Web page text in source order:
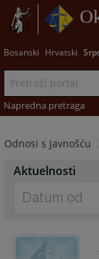
Bosanski Hrvatski
Napredna pretraga
Odnosi s javnošću
Aktuelnosti
forward